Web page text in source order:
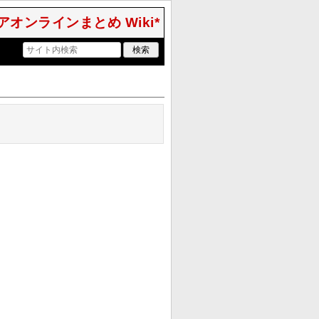
オンラインまとめ Wiki*